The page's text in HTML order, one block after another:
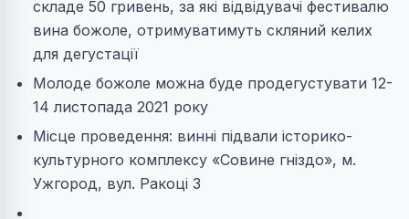
складе 50 гривень, за які відвідувачі фестивалю
вина божоле, отримуватимуть скляний келих
для дегустації
Молоде божоле можна буде продегустувати 12-
14 листопада 2021 року
Місце проведення: винні підвали історико-
культурного комплексу «Совине гніздо», м.
Ужгород, вул. Ракоці 3